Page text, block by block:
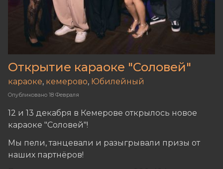
Открытие караоке "Соловей"
Опубликовано 18 Февраля
караоке, кемерово, Юбилейный
12 и 13 декабря в Кемерове открылось новое
караоке "Соловей"!
Мы пели, танцевали и разыгрывали призы от
наших партнёров!